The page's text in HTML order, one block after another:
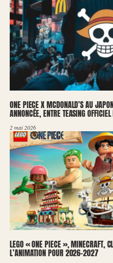
ONE PIECE X MCDONALD’S AU
ANNONCÉE, ENTRE TEASING
2 mai 2026
LEGO « ONE PIECE », MINECRAFT,
L’ANIMATION POUR 2026-2027